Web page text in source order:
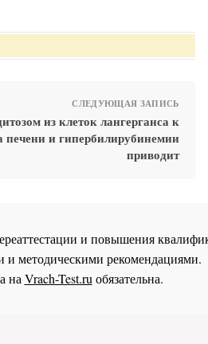
СЛЕДУЮЩАЯ ЗАПИСЬ
из клеток лангерганса к
печени и гипербилирубинемии
приводит
и повышения
методическими рекомендациями.
наVrach-Test.ruобязательна.